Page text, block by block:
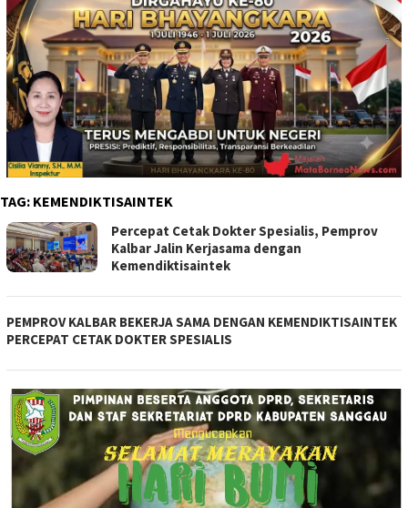
TAG: KEMENDIKTISAINTEK
Percepat Cetak Dokter Spesialis, Pemprov
Kalbar Jalin Kerjasama dengan
Kemendiktisaintek
PEMPROV KALBAR BEKERJA SAMA DENGAN KEMENDIKTISAINTEK
PERCEPAT CETAK DOKTER SPESIALIS